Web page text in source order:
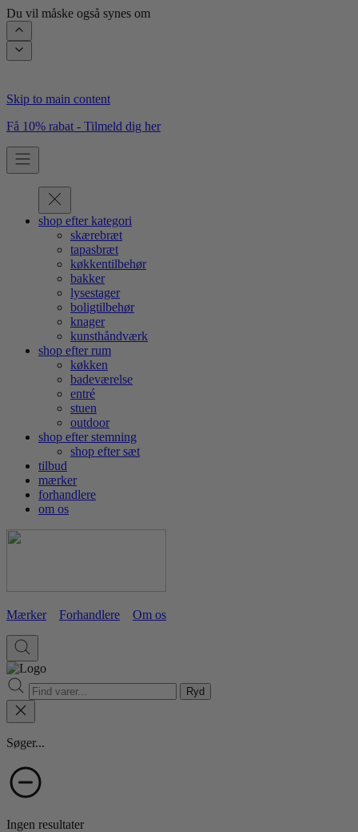
Du vil måske også synes om
Skip to main content
Få 10% rabat - Tilmeld dig her
shop efter kategori
skærebræt
tapasbræt
køkkentilbehør
bakker
lysestager
boligtilbehør
knager
kunsthåndværk
shop efter rum
køkken
badeværelse
entré
stuen
outdoor
shop efter stemning
shop efter sæt
tilbud
mærker
forhandlere
om os
Mærker Forhandlere Om os
Ryd
Søger...
Ingen resultater